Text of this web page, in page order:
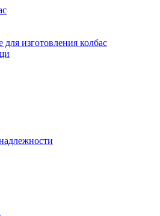
изготовления колбас